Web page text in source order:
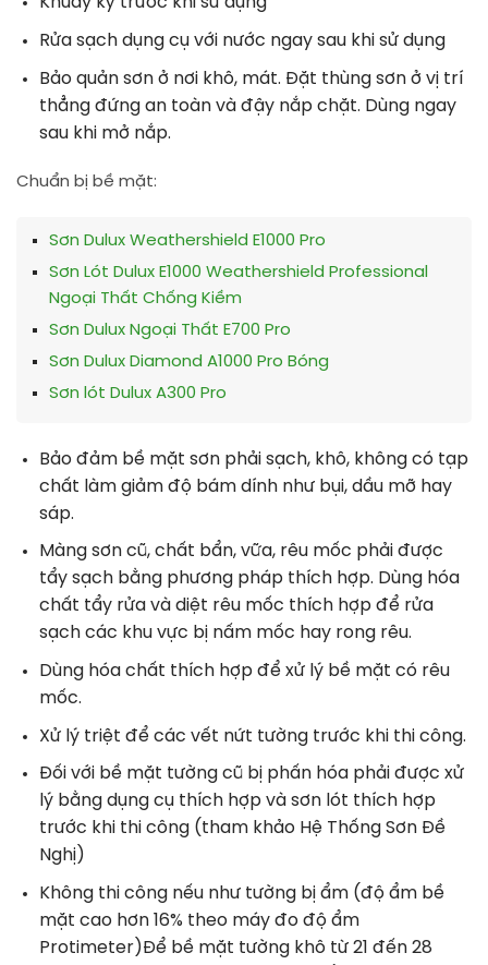
Rửa sạch dụng cụ với nước ngay sau khi sử dụng
Bảo quản sơn ở nơi khô, mát. Đặt thùng sơn ở vị trí
thẳng đứng an toàn và đậy nắp chặt. Dùng ngay
sau khi mở nắp.
Chuẩn bị bề mặt:
Sơn Dulux Weathershield E1000 Pro
Sơn Lót Dulux E1000 Weathershield Professional
Ngoại Thất Chống Kiềm
Sơn Dulux Ngoại Thất E700 Pro
Sơn Dulux Diamond A1000 Pro Bóng
Sơn lót Dulux A300 Pro
Bảo đảm bề mặt sơn phải sạch, khô, không có tạp
chất làm giảm độ bám dính như bụi, dầu mỡ hay
sáp.
Màng sơn cũ, chất bẩn, vữa, rêu mốc phải được
tẩy sạch bằng phương pháp thích hợp. Dùng hóa
chất tẩy rửa và diệt rêu mốc thích hợp để rửa
sạch các khu vực bị nấm mốc hay rong rêu.
Dùng hóa chất thích hợp để xử lý bề mặt có rêu
mốc.
Xử lý triệt để các vết nứt tường trước khi thi công.
Đối với bề mặt tường cũ bị phấn hóa phải được xử
lý bằng dụng cụ thích hợp và sơn lót thích hợp
trước khi thi công (tham khảo Hệ Thống Sơn Đề
Nghị)
Không thi công nếu như tường bị ẩm (độ ẩm bề
mặt cao hơn 16% theo máy đo độ ẩm
Protimeter)Để bề mặt tường khô từ 21 đến 28